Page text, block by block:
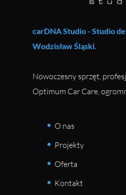
carDNA Studio - Studio
Wodzisław Śląski.
Nowoczesny sprzęt,
Optimum Car Care,
O nas
Projekty
Oferta
Kontakt